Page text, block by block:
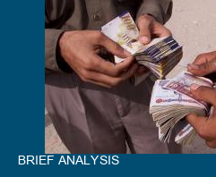
BRIEF ANALYSIS